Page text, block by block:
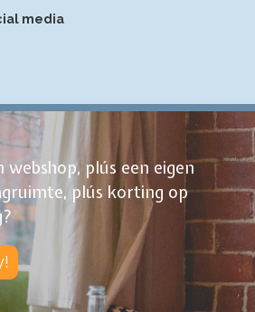
media
plús een eigen
plús korting op